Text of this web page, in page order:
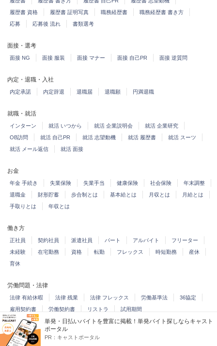
履歴書 資格
履歴書 証明写真 職務経歴書
職務経歴書 書き方
応募
応募後 流れ 書類選考
面接・選考
面接 NG 面接 服装 面接 マナー 面接 自己PR 面接 逆質問
内定・退職・入社
内定承諾 内定辞退 退職届 退職願 円満退職
就職・就活
インターン 就活 いつから 就活 企業説明会
就活 企業研究
OB訪問
就活 自己PR 就活 志望動機 就活 履歴書
就活 スーツ
就活 メール返信
就活 面接
お金
年金 手続き 失業保険 失業手当 健康保険 社会保険
年末調整
退職金
財形貯蓄 歩合制とは 基本給とは 月収とは
月給とは
手取りとは
年収とは
働き方
正社員 契約社員 派遣社員 パート アルバイト
フリーター
未経験
在宅勤務 資格 転勤 フレックス 時短勤務
産休
育休
労働問題・法律
法律 有給休暇 法律 残業 法律 フレックス 労働基準法
36協定
雇用契約書
労働契約書 リストラ 試用期間
職場・人間関係
パワハラ
単発・日払いバイトを豊富に掲載！単発バイト探しならキャスト
ポータル
PR： キャストポータル